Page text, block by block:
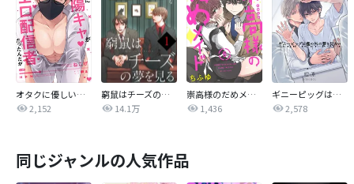
オタクに優しい陽キャがエロ配信者だったんだが【単話売】
2,152
窮鼠はチーズの夢を見る【単話】
14.1万
崇高様のだめメイド 【単話売】
1,436
ギニーピッグは檻の外の夢を見ない【単話売】
2,578
同じジャンルの人気作品